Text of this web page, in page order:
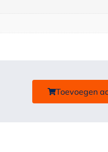
Toevoegen